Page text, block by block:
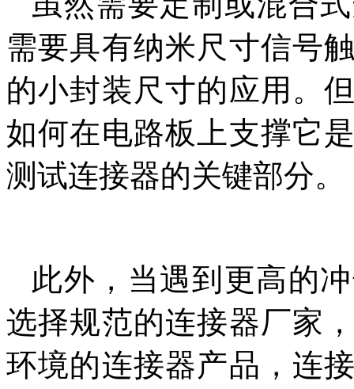
需要具有纳米尺寸信号
的小封装尺寸的应用。
如何在电路板上支撑它
测试连接器的关键部分。
此外，当遇到更高的
选择规范的连接器厂家
环境的连接器产品，连